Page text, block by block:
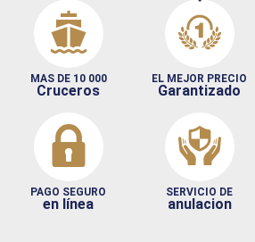
MAS DE 10 000
Cruceros
EL MEJOR PRECIO
Garantizado
PAGO SEGURO
en línea
SERVICIO DE
anulacion